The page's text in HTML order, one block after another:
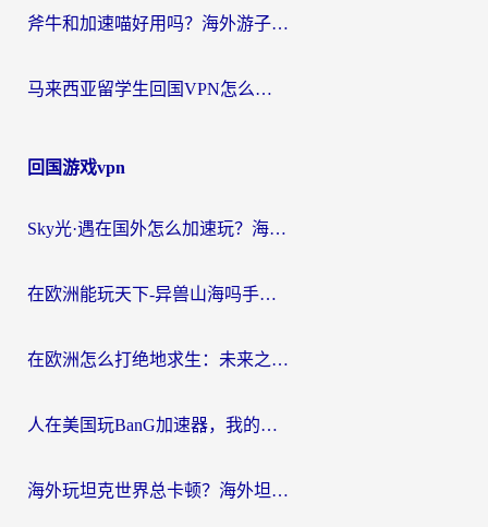
斧牛和加速喵好用吗？海外游子的真实选择困境
马来西亚留学生回国VPN怎么选？3个避坑点+1款实测好用的加速器推荐
回国游戏vpn
Sky光·遇在国外怎么加速玩？海外党亲测有效的国服游戏加速指南
在欧洲能玩天下-异兽山海吗手游？海外玩家的加速器生存指南
在欧洲怎么打绝地求生：未来之役不卡？留学生亲测的加速器避坑指南
人在美国玩BanG加速器，我的延迟终于绿了
海外玩坦克世界总卡顿？海外坦克世界加速器有哪些？实测好用的选择在这里